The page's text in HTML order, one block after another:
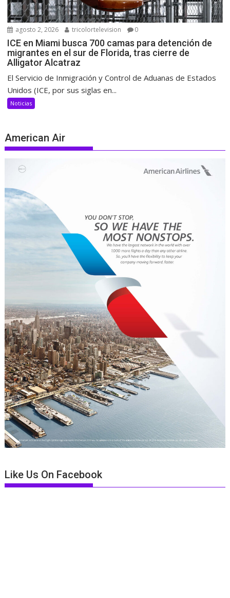
agosto 2, 2026 tricolortelevision 0
ICE en Miami busca 700 camas para detención de
migrantes en el sur de Florida, tras cierre de
Alligator Alcatraz
El Servicio de Inmigración y Control de Aduanas de Estados
Unidos (ICE, por sus siglas en...
Noticias
American Air
Like Us On Facebook